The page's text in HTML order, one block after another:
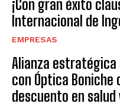
¡Con gran éxito
Internacional de
EMPRESAS
Alianza estratégica
con Óptica Boniche
descuento en salud